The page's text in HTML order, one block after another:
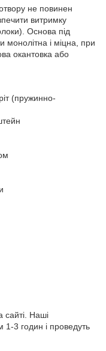
не повинен
витримку
Основа під
монолітна і міцна, при
окантовка або
(пружинно-
сайті. Наші
3 годин і проведуть